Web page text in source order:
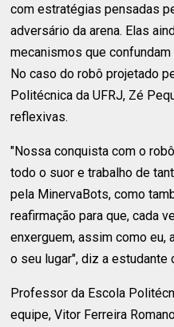
com estratégias pensadas
adversário da arena. Elas
mecanismos que
No caso do robô projetado
Politécnica da UFRJ, Zé
reflexivas.
"Nossa conquista com o
todo o suor e trabalho de
pela MinervaBots, como
reafirmação para que, cada
enxerguem, assim como eu,
o seu lugar", diz a estudante
Professor da Escola
equipe, Vitor Ferreira